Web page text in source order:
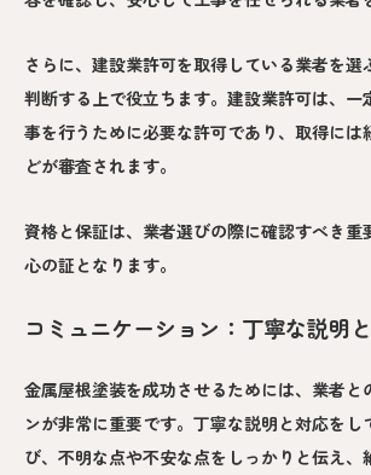
さらに、建設業許可を取得している業者を選
判断する上で役立ちます。建設業許可は、一
事を行うために必要な許可であり、取得には
どが審査されます。
資格と保証は、業者選びの際に確認すべき重
心の証となります。
コミュニケーション：丁寧な説明
金属屋根塗装を成功させるためには、業者と
ンが非常に重要です。丁寧な説明と対応をし
び、不明な点や不安な点をしっかりと伝え、